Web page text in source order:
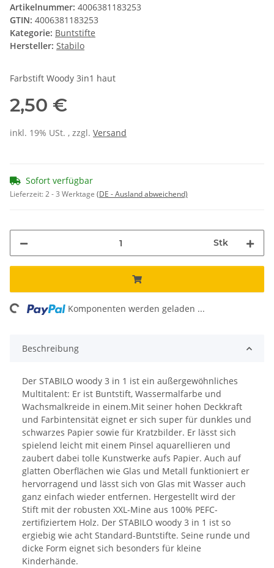
Artikelnummer: 4006381183253
GTIN: 4006381183253
Kategorie: Buntstifte
Hersteller: Stabilo
Farbstift Woody 3in1 haut
2,50 €
inkl. 19% USt. , zzgl. Versand
Sofort verfügbar
Lieferzeit:2 - 3 Werktage (DE - Ausland abweichend)
Stk
Loading... Komponenten werden geladen ...
Beschreibung
Der STABILO woody 3 in 1 ist ein außergewöhnliches
Multitalent: Er ist Buntstift, Wassermalfarbe und
Wachsmalkreide in einem.Mit seiner hohen Deckkraft
und Farbintensität eignet er sich super für dunkles und
schwarzes Papier sowie für Kratzbilder. Er lässt sich
spielend leicht mit einem Pinsel aquarellieren und
zaubert dabei tolle Kunstwerke aufs Papier. Auch auf
glatten Oberflächen wie Glas und Metall funktioniert er
hervorragend und lässt sich von Glas mit Wasser auch
ganz einfach wieder entfernen. Hergestellt wird der
Stift mit der robusten XXL-Mine aus 100% PEFC-
zertifiziertem Holz. Der STABILO woody 3 in 1 ist so
ergiebig wie acht Standard-Buntstifte. Seine runde und
dicke Form eignet sich besonders für kleine
Kinderhände.